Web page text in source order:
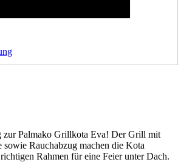
zur Palmako Grillkota Eva! Der Grill mit
sowie Rauchabzug machen die Kota
Rahmen für eine Feier unter Dach.